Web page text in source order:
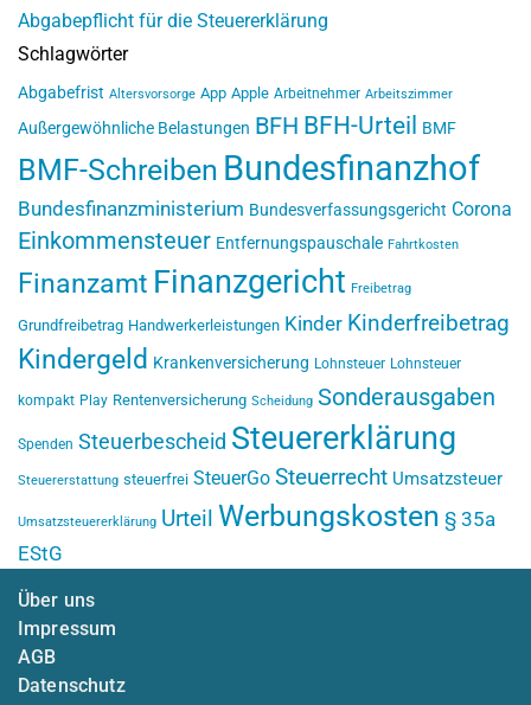
Abgabepflicht für die Steuererklärung
Schlagwörter
Abgabefrist Altersvorsorge App Apple Arbeitnehmer Arbeitszimmer
Außergewöhnliche Belastungen BFH BFH-Urteil BMF
BMF-Schreiben Bundesfinanzhof
Bundesfinanzministerium Bundesverfassungsgericht Corona
Einkommensteuer Entfernungspauschale Fahrtkosten
Finanzamt Finanzgericht Freibetrag
Grundfreibetrag Handwerkerleistungen Kinder Kinderfreibetrag
Kindergeld Krankenversicherung Lohnsteuer Lohnsteuer
kompakt Play Rentenversicherung Scheidung Sonderausgaben
Spenden Steuerbescheid Steuererklärung
Steuererstattung steuerfrei SteuerGo Steuerrecht Umsatzsteuer
Umsatzsteuererklärung Urteil Werbungskosten § 35a
EStG
Über uns
Impressum
AGB
Datenschutz